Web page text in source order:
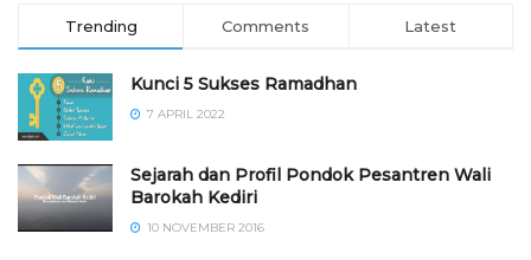
Trending Comments Latest
Kunci 5 Sukses Ramadhan
7 APRIL 2022
Sejarah dan Profil Pondok Pesantren Wali
Barokah Kediri
10 NOVEMBER 2016